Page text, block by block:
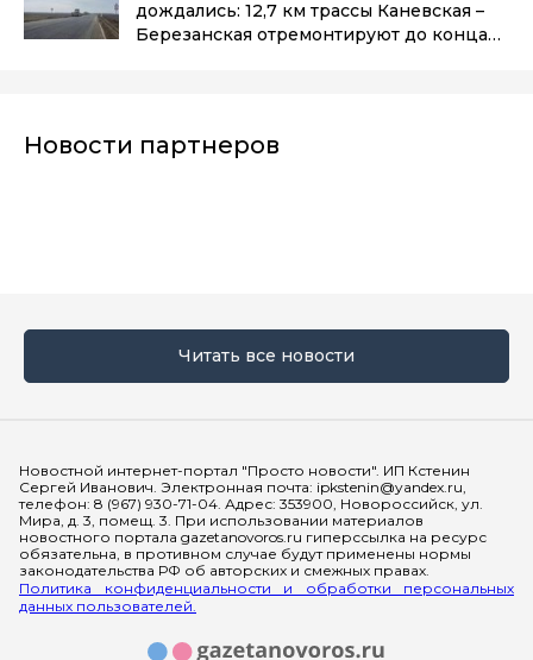
дождались: 12,7 км трассы Каневская –
Березанская отремонтируют до конца
Новости партнеров
Читать все новости
Новостной интернет-портал "Просто новости". ИП Кстенин
Сергей Иванович. Электронная почта: ipkstenin@yandex.ru,
телефон: 8 (967) 930-71-04. Адрес: 353900, Новороссийск, ул.
Мира, д. 3, помещ. 3. При использовании материалов
новостного портала gazetanovoros.ru гиперссылка на ресурс
обязательна, в противном случае будут применены нормы
законодательства РФ об авторских и смежных правах.
Политика конфиденциальности и обработки персональных
данных пользователей.